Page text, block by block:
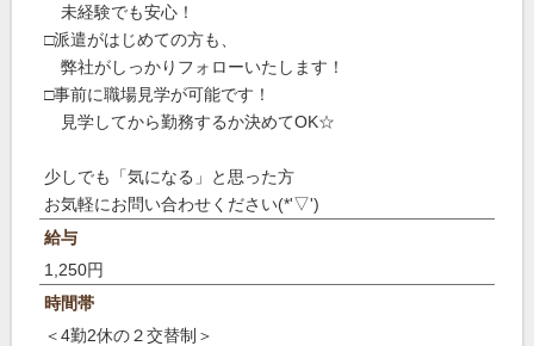
未経験でも安心！
□派遣がはじめての方も、
弊社がしっかりフォローいたします！
□事前に職場見学が可能です！
見学してから勤務するか決めてOK☆
少しでも「気になる」と思った方
お気軽にお問い合わせください(*'▽')
給与
1,250円
時間帯
＜4勤2休の２交替制＞